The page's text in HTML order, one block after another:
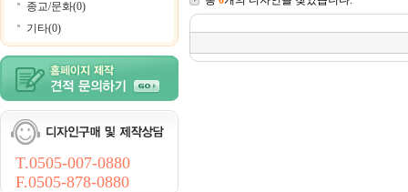
종교/문화(0)
기타(0)
T.0505-007-0880
F.0505-878-0880